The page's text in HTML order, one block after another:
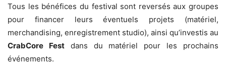
Tous les bénéfices du festival sont reversés aux groupes
pour financer leurs éventuels projets (matériel,
merchandising, enregistrement studio), ainsi qu’investis au
CrabCore Festdans du matériel pour les prochains
événements.